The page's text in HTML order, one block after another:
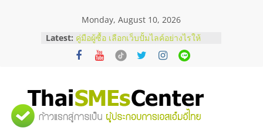
Monday, August 10, 2026
Latest:
สัมมนาออนไลน์ โอกาสบริหารสถานี
บริการน้ำมัน Shell
คู่มือผู้ซื้อ เลือกเว็บปั้มไลค์อย่างไรให้
เหมาะกับเป้าหมายของธุรกิจ
FAQ รวมคำถามยอดฮิตเกี่ยวกับการ
ปั้มฟอลติ๊กตอกที่เจ้าของธุรกิจควรรู้
อยากหาเงินทุน เพิ่มสภาพคล่องให้ธุรกิจ
"ศูนย์